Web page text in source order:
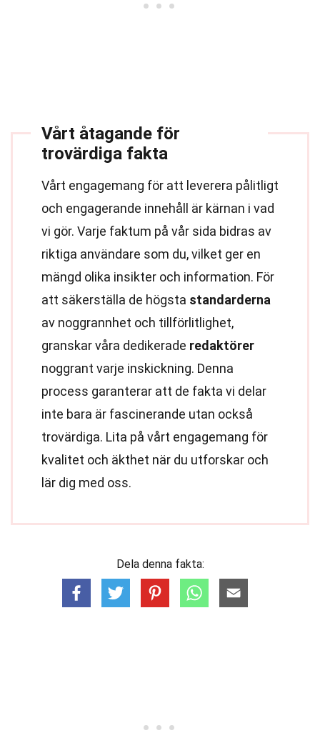
Vårt åtagande för
trovärdiga fakta
Vårt engagemang för att leverera pålitligt
och engagerande innehåll är kärnan i vad
vi gör. Varje faktum på vår sida bidras av
riktiga användare som du, vilket ger en
mängd olika insikter och information. För
att säkerställa de högsta standarderna
av noggrannhet och tillförlitlighet,
granskar våra dedikerade redaktörer
noggrant varje inskickning. Denna
process garanterar att de fakta vi delar
inte bara är fascinerande utan också
trovärdiga. Lita på vårt engagemang för
kvalitet och äkthet när du utforskar och
lär dig med oss.
Dela denna fakta: